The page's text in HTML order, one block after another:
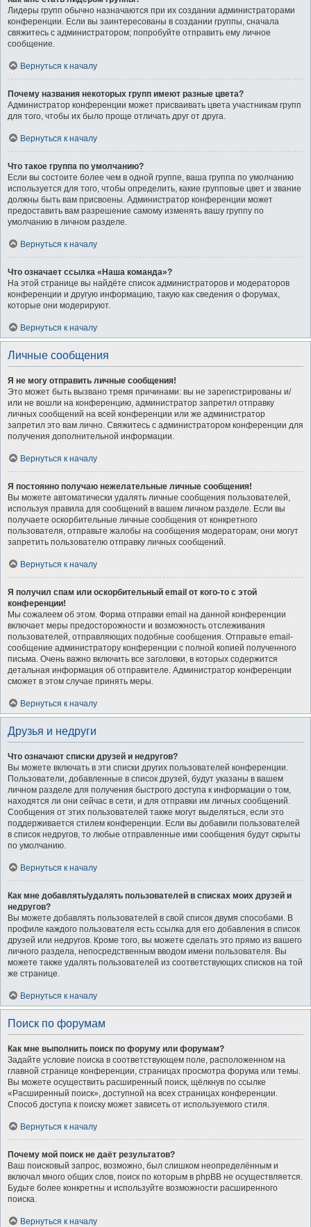
Лидеры групп обычно назначаются при их создании администраторами
конференции. Если вы заинтересованы в создании группы, сначала
свяжитесь с администратором; попробуйте отправить ему личное
сообщение.
Вернуться к началу
Почему названия некоторых групп имеют разные цвета?
Администратор конференции может присваивать цвета участникам групп
для того, чтобы их было проще отличать друг от друга.
Вернуться к началу
Что такое группа по умолчанию?
Если вы состоите более чем в одной группе, ваша группа по умолчанию
используется для того, чтобы определить, какие групповые цвет и звание
должны быть вам присвоены. Администратор конференции может
предоставить вам разрешение самому изменять вашу группу по
умолчанию в личном разделе.
Вернуться к началу
Что означает ссылка «Наша команда»?
На этой странице вы найдёте список администраторов и модераторов
конференции и другую информацию, такую как сведения о форумах,
которые они модерируют.
Вернуться к началу
Личные сообщения
Я не могу отправить личные сообщения!
Это может быть вызвано тремя причинами: вы не зарегистрированы и/
или не вошли на конференцию, администратор запретил отправку
личных сообщений на всей конференции или же администратор
запретил это вам лично. Свяжитесь с администратором конференции для
получения дополнительной информации.
Вернуться к началу
Я постоянно получаю нежелательные личные сообщения!
Вы можете автоматически удалять личные сообщения пользователей,
используя правила для сообщений в вашем личном разделе. Если вы
получаете оскорбительные личные сообщения от конкретного
пользователя, отправьте жалобы на сообщения модераторам; они могут
запретить пользователю отправку личных сообщений.
Вернуться к началу
Я получил спам или оскорбительный email от кого-то с этой
конференции!
Мы сожалеем об этом. Форма отправки email на данной конференции
включает меры предосторожности и возможность отслеживания
пользователей, отправляющих подобные сообщения. Отправьте email-
сообщение администратору конференции с полной копией полученного
письма. Очень важно включить все заголовки, в которых содержится
детальная информация об отправителе. Администратор конференции
сможет в этом случае принять меры.
Вернуться к началу
Друзья и недруги
Что означают списки друзей и недругов?
Вы можете включать в эти списки других пользователей конференции.
Пользователи, добавленные в список друзей, будут указаны в вашем
личном разделе для получения быстрого доступа к информации о том,
находятся ли они сейчас в сети, и для отправки им личных сообщений.
Сообщения от этих пользователей также могут выделяться, если это
поддерживается стилем конференции. Если вы добавили пользователей
в список недругов, то любые отправленные ими сообщения будут скрыты
по умолчанию.
Вернуться к началу
Как мне добавлять/удалять пользователей в списках моих друзей и
недругов?
Вы можете добавлять пользователей в свой список двумя способами. В
профиле каждого пользователя есть ссылка для его добавления в список
друзей или недругов. Кроме того, вы можете сделать это прямо из вашего
личного раздела, непосредственным вводом имени пользователя. Вы
можете также удалять пользователей из соответствующих списков на той
же странице.
Вернуться к началу
Поиск по форумам
Как мне выполнить поиск по форуму или форумам?
Задайте условие поиска в соответствующем поле, расположенном на
главной странице конференции, страницах просмотра форума или темы.
Вы можете осуществить расширенный поиск, щёлкнув по ссылке
«Расширенный поиск», доступной на всех страницах конференции.
Способ доступа к поиску может зависеть от используемого стиля.
Вернуться к началу
Почему мой поиск не даёт результатов?
Ваш поисковый запрос, возможно, был слишком неопределённым и
включал много общих слов, поиск по которым в phpBB не осуществляется.
Будьте более конкретны и используйте возможности расширенного
поиска.
Вернуться к началу